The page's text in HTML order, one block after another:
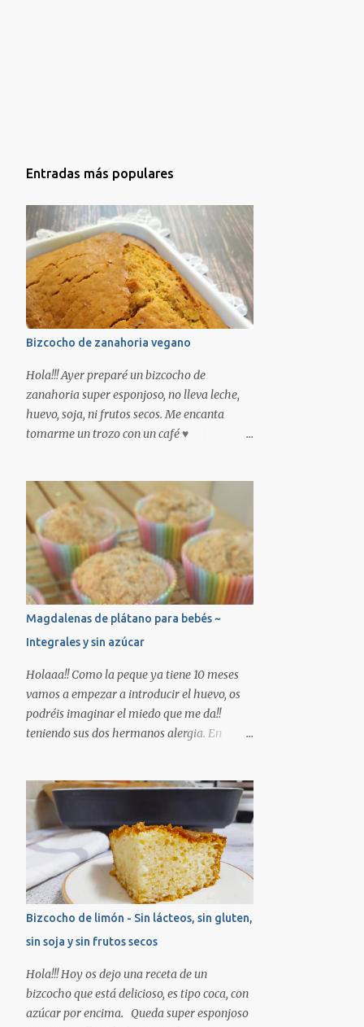
Entradas más populares
Bizcocho de zanahoria vegano
Hola!!! Ayer preparé un bizcocho de
zanahoria super esponjoso, no lleva leche,
huevo, soja, ni frutos secos. Me encanta
tomarme un trozo con un café ♥
-50ml de aceite de girasol -200gr de harina
-100gr de azúcar moreno -1 sobre de
levadura Molino Real * -2 gotas de aroma
de vainilla Chefdelice * *Productos
disponibles en nuestra tienda online.
Encendemos el horno a 180º con calor
arriba y abajo. Pelamos las zanahorias y las
troceamos, las ponemos en el vaso de la
batidora junto la bebida vegetal, el aceite y
el aroma de vainilla, trituramos. En un bol
ponemos la harina, el azúcar y la levadura,
agregamos la mezcla de la batidora y
movemos. Preparamos una bandeja de
aprox hasta que al pinchar con un palillo
salga limpio. ¿Os guardo un trozo? Besos!!!!
Magdalenas de plátano para bebés ~
Integrales y sin azúcar
Holaaa!! Como la peque ya tiene 10 meses
vamos a empezar a introducir el huevo, os
podréis imaginar el miedo que me da!!
teniendo sus dos hermanos alergia. En
hemos saltado, ya que sus hermanos la
única manera que han llegado a tolerarlo ha
sido horneado (en el caso de Adrián tras una
desensibilicación lo tolera cocinado)
directamente vamos a probar un primer
contacto con éstas magdalenas que llevan
huevo. No quiere decir que vosotros lo
tengáis que hacer así, siempre seguid las
indicaciones de vuestro pediatra/alergólogo.
INGREDIENTES: -2 plátanos grandes bien
maduros -2 huevos grandes (talla L) de
gallinas felices :) *En el caso de no poder
Bizcocho de limón - Sin lácteos, sin gluten,
sin soja y sin frutos secos
Hola!!! Hoy os dejo una receta de un
bizcocho que está delicioso, es tipo coca, con
azúcar por encima. Queda super esponjoso